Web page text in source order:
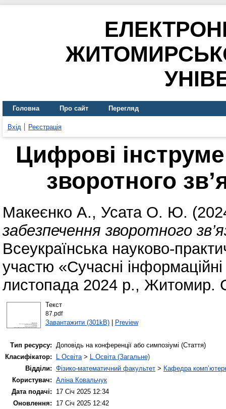
Головна Про сайт Перегляд
Вхід Реєстрація
Цифрові
зворотного
Макеєнко А., Усата О. Ю.
забезпечення зворотного
Всеукраїнська науково-
участю «Сучасні інформаційні
листопада 2024 р., Житомир.
Текст
87.pdf
Завантажити (301kB)| Preview
Тип ресурсу: Доповідь на конференції або симпозіумі (Стаття)
Класифікатор:
L Освіта> L Освіта (Загальне)
Відділи: Фізико-математичний факультет > Кафедра
Користувач: Аліна Ковальчук
Дата подачі:
17 Січ 2025 12:34
Оновлення:
17 Січ 2025 12:42